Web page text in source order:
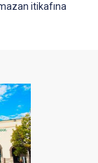
itikafına